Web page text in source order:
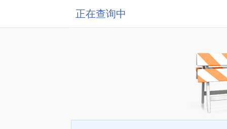
正在查询中